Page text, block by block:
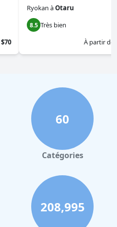
$70
Ryokan àOtaru
8.5 Très bien
À partir de
60
Catégories
208,995